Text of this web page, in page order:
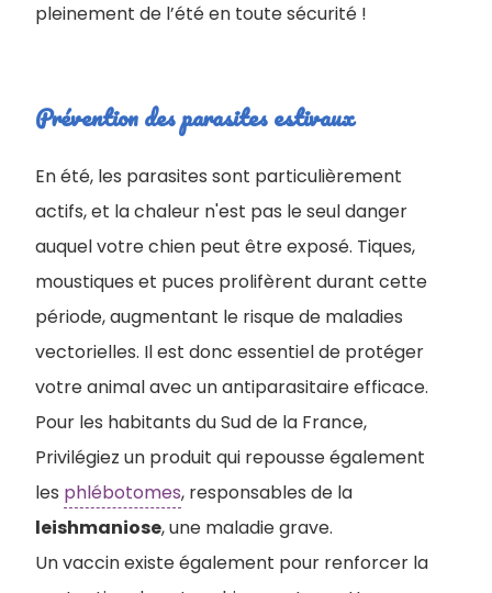
pleinement de l’été en toute sécurité !
Prévention des parasites estivaux
En été, les parasites sont particulièrement
actifs, et la chaleur n'est pas le seul danger
auquel votre chien peut être exposé. Tiques,
moustiques et puces prolifèrent durant cette
période, augmentant le risque de maladies
vectorielles. Il est donc essentiel de protéger
votre animal avec un antiparasitaire efficace.
Pour les habitants du Sud de la France,
Privilégiez un produit qui repousse également
les phlébotomes, responsables de la
leishmaniose, une maladie grave.
Un vaccin existe également pour renforcer la